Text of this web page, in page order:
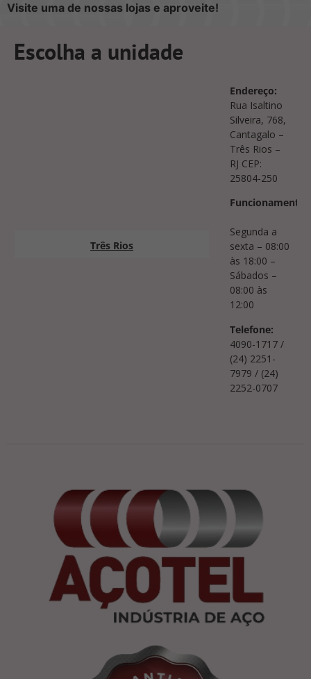
Visite uma de nossas lojas e aproveite!
Escolha a unidade
Três Rios
Endereço:
Rua Isaltino
Silveira, 768,
Cantagalo –
Três Rios –
RJ CEP:
25804-250
Funcionamento:
Segunda a
sexta – 08:00
às 18:00 –
Sábados –
08:00 às
12:00
Telefone:
4090-1717 /
(24) 2251-
7979 / (24)
2252-0707